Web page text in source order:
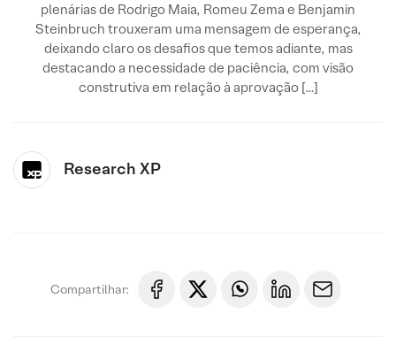
plenárias de Rodrigo Maia, Romeu Zema e Benjamin
Steinbruch trouxeram uma mensagem de esperança,
deixando claro os desafios que temos adiante, mas
destacando a necessidade de paciência, com visão
construtiva em relação à aprovação […]
Research XP
Compartilhar: